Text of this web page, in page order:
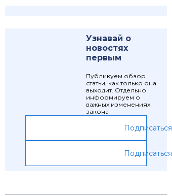
Узнавай о
новостях
первым
Публикуем обзор
статьи, как только она
выходит. Отдельно
информируем о
важных изменениях
закона
Подписаться
Подписаться